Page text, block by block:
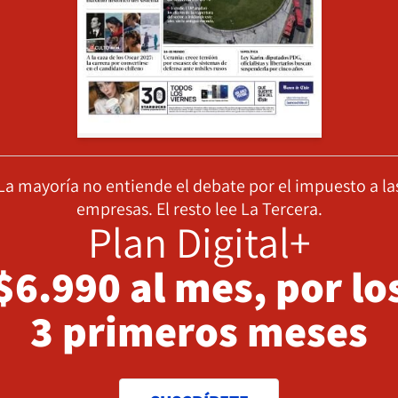
mayoría no entiende el debate por el impuesto a
empresas. El resto lee La Tercera.
Plan Digital+
al mes, por
3 primeros meses